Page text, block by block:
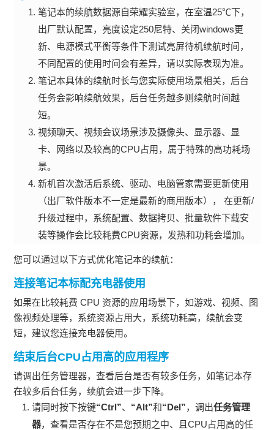
笔记本的续航数据源自荣耀实验室，在室温25℃下，
出厂默认配置，亮度设定250尼特、关闭windows更
新、电源模式平衡等条件下测试亮屏待机续航时间，
不同配置的使用时间会有差异，请以实际表现为准。
笔记本具体的续航时长与您实际使用场景相关，后台
任务会影响续航效果，后台任务越多则续航时间越
短。
视频聊天、视频会议场景涉及摄像头、显示器、显
卡、网络以及较高的CPU占用，属于特殊的高功耗场
景。
新机首次激活后系统、驱动、电脑管家需要更新使用
（出厂软件版本不一定是最新的商用版本）， 在更新/
升级过程中，系统配置、数据拷贝、批量软件下载安
装等操作会比较耗费CPU资源，发热和功耗会增加。
您可以通过以下方式优化笔记本的续航：
连接笔记本标配充电器使用
如果在比较耗费 CPU 资源的应用场景下，如游戏、视频、图
像视频处理等，系统资源占用大，系统功耗高，续航会变
短，建议您连接充电器使用。
结束后台CPU占用高的应用程序
请调出任务管理器，查看后台是否有较多任务，如笔记本存
在较多后台任务，续航会进一步下降。
请同时按下按键“Ctrl”、 “Alt”和“Del”，调出任务管理
器，查看是否存在不是您预期之中、且CPU占用高的任